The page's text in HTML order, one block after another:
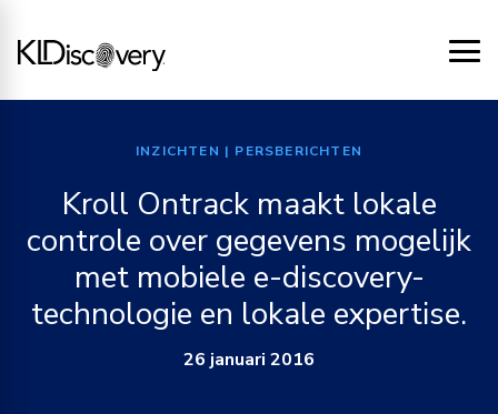
INZICHTEN | PERSBERICHTEN
Kroll Ontrack maakt lokale
controle over gegevens mogelijk
met mobiele e-discovery-
technologie en lokale expertise.
26 januari 2016